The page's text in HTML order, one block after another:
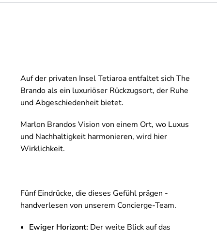
Auf der privaten Insel Tetiaroa entfaltet sich The
Brando als ein luxuriöser Rückzugsort, der Ruhe
und Abgeschiedenheit bietet.
Marlon Brandos Vision von einem Ort, wo Luxus
und Nachhaltigkeit harmonieren, wird hier
Wirklichkeit.
Fünf Eindrücke, die dieses Gefühl prägen -
handverlesen von unserem Concierge-Team.
Ewiger Horizont: Der weite Blick auf das